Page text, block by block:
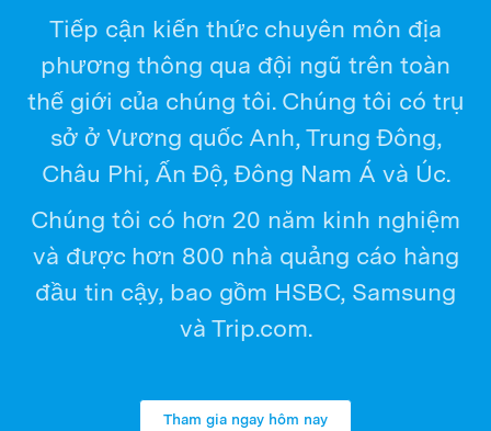
Tiếp cận kiến thức chuyên môn địa
phương thông qua đội ngũ trên toàn
thế giới của chúng tôi. Chúng tôi có trụ
sở ở Vương quốc Anh, Trung Đông,
Châu Phi, Ấn Độ, Đông Nam Á và Úc.
Chúng tôi có hơn 20 năm kinh nghiệm
và được hơn 800 nhà quảng cáo hàng
đầu tin cậy, bao gồm HSBC, Samsung
và Trip.com.
Tham gia ngay hôm nay